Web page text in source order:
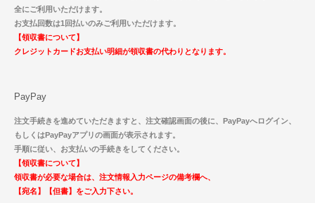
全にご利用いただけます。
お支払回数は1回払いのみご利用いただけます。
【領収書について】
クレジットカードお支払い明細が領収書の代わりとなります。
PayPay
注文手続きを進めていただきますと、注文確認画面の後に、PayPayへログイン、
もしくはPayPayアプリの画面が表示されます。
手順に従い、お支払いの手続きをしてください。
【領収書について】
領収書が必要な場合は、注文情報入力ページの備考欄へ、
【宛名】【但書】をご入力下さい。